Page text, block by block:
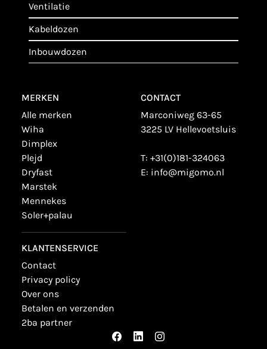
ventilatie
kabeldozen
inbouwdozen
MERKEN
alle merken
wiha
dimplex
plejd
dryfast
marstek
mennekes
soler+palau
KLANTENSERVICE
contact
privacy policy
over ons
betalen en verzenden
2ba partner
CONTACT
Marconiweg 63-65
3225 LV Hellevoetsluis
T: +31(0)181-324063
E: info@migomo.nl